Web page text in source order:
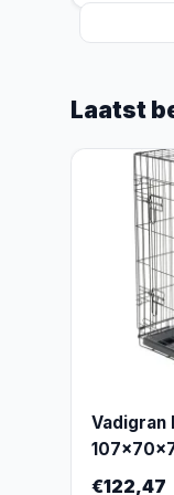
Laatst
Vadigran
€122,47